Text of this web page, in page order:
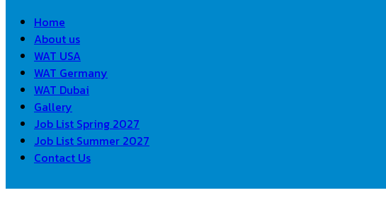
Home
About us
WAT USA
WAT Germany
WAT Dubai
Gallery
Job List Spring 2027
Job List Summer 2027
Contact Us